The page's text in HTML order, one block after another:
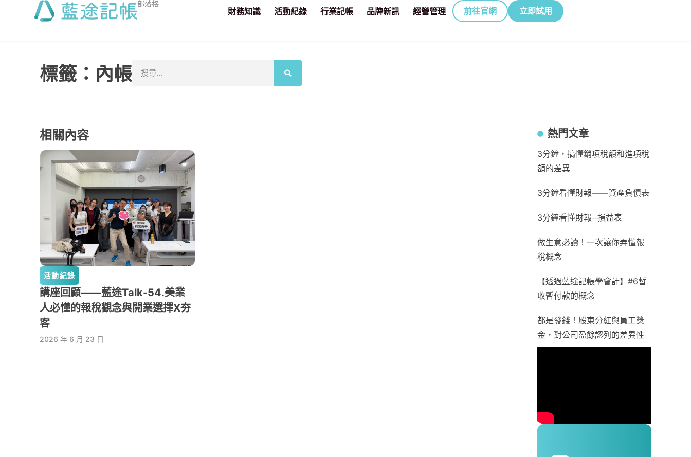
部落格
財務知識 活動紀錄 行業記帳 品牌新訊 經營管理 前往官網 立即試用
標籤：內帳
相關內容
活動紀錄
講座回顧——藍途Talk-54.美業
人必懂的報稅觀念與開業選擇X夯
客
2026 年 6 月 23 日
熱門文章
3分鐘，搞懂銷項稅額和進項稅
額的差異
3分鐘看懂財報——資產負債表
3分鐘看懂財報─損益表
做生意必讀！一次讓你弄懂報
稅概念
【透過藍途記帳學會計】#6暫
收暫付款的概念
都是發錢！股東分紅與員工獎
金，對公司盈餘認列的差異性